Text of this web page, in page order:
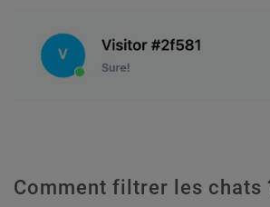
Comment filtrer les chats